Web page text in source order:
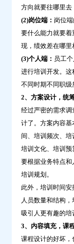
方向就要往哪里去
(2)岗位端： 岗位
要什么能力就要
现，绩效差在哪里
(3)个人端： 员工
进行培训开发。
不同时期不同职级
2、方案设计，统
经过严密的需求
计了。方案内容
间、培训频次、培
培训文化、培训
要根据业务特点
培训规划。
此外，培训时间
人员数量和结构
吸引人更有趣的培
3、内容填充，课
课程设计的好坏